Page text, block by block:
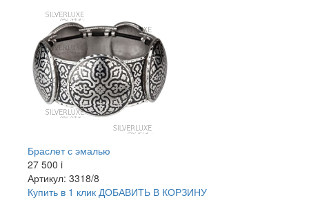
Браслет с эмалью
27 500 i
Артикул: 3318/8
Купить в 1 клик ДОБАВИТЬ В КОРЗИНУ